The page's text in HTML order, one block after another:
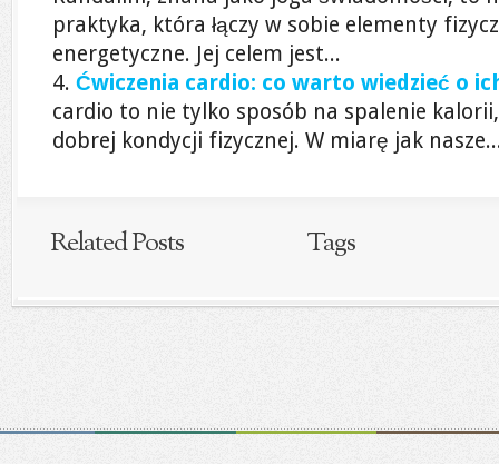
praktyka, która łączy w sobie elementy
energetyczne. Jej celem jest...
Ćwiczenia cardio: co warto wiedzieć o
cardio to nie tylko sposób na spalenie
dobrej kondycji fizycznej. W miarę jak
Related Posts Tags